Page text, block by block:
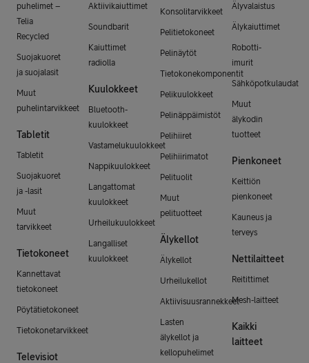
puhelimet –
Telia
Recycled
Suojakuoret
ja suojalasit
Muut
puhelintarvikkeet
Tabletit
Tabletit
Suojakuoret
ja -lasit
Muut
tarvikkeet
Tietokoneet
Kannettavat
tietokoneet
Pöytätietokoneet
Tietokonetarvikkeet
Televisiot
Aktiivikaiuttimet
Soundbarit
Kaiuttimet
radiolla
Kuulokkeet
Bluetooth-
kuulokkeet
Vastamelukuulokkeet
Nappikuulokkeet
Langattomat
kuulokkeet
Urheilukuulokkeet
Langalliset
kuulokkeet
Konsolitarvikkeet
Pelitietokoneet
Pelinäytöt
Tietokonekomponentit
Pelikuulokkeet
Pelinäppäimistöt
Pelihiiret
Pelihiirimatot
Pelituolit
Muut
pelituotteet
Älykellot
Älykellot
Urheilukellot
Aktiivisuusrannekkeet
Lasten
älykellot ja
kellopuhelimet
Älyvalaistus
Älykaiuttimet
Robotti-
imurit
Sähköpotkulaudat
Muut
älykodin
tuotteet
Pienkoneet
Keittiön
pienkoneet
Kauneus ja
terveys
Nettilaitteet
Reitittimet
Mesh-laitteet
Kaikki
laitteet